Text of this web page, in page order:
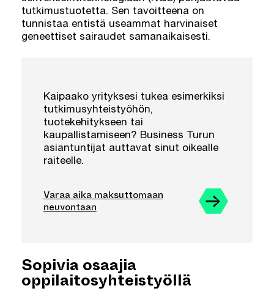
tutkimustuotetta. Sen tavoitteena on
tunnistaa entistä useammat harvinaiset
geneettiset sairaudet samanaikaisesti.
Kaipaako yrityksesi tukea esimerkiksi
tutkimusyhteistyöhön,
tuotekehitykseen tai
kaupallistamiseen? Business Turun
asiantuntijat auttavat sinut oikealle
raiteelle.
Varaa aika maksuttomaan
neuvontaan
Sopivia osaajia
oppilaitosyhteistyöllä